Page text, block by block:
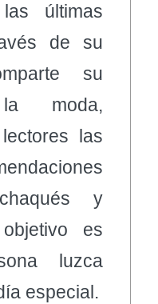
últimas
de su
su
moda,
las
y
es
luzca
especial.